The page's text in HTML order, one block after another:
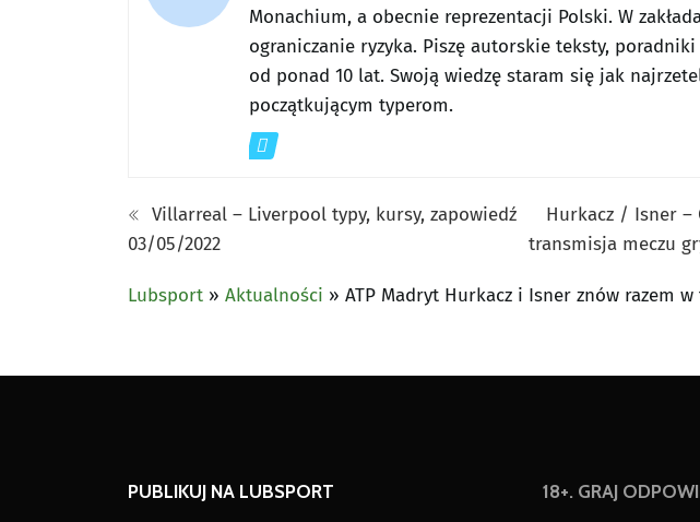
Monachium, a obecnie reprezentacji Polski. W
ograniczanie ryzyka. Piszę autorskie teksty,
od ponad 10 lat. Swoją wiedzę staram się jak
początkującym typerom.
Villarreal – Liverpool typy, kursy, zapowiedź
03/05/2022
Hurkacz / Isner –
transmisja meczu
Lubsport » Aktualności » ATP Madryt Hurkacz i Isner znów razem
PUBLIKUJ NA LUBSPORT 18+. GRAJ